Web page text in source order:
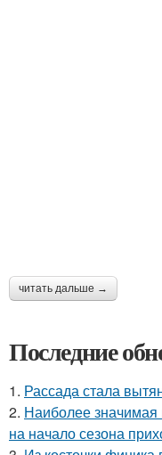
читать дальше →
Последние
1. Рассада стала
2. Наиболее значимая
на начало сезона